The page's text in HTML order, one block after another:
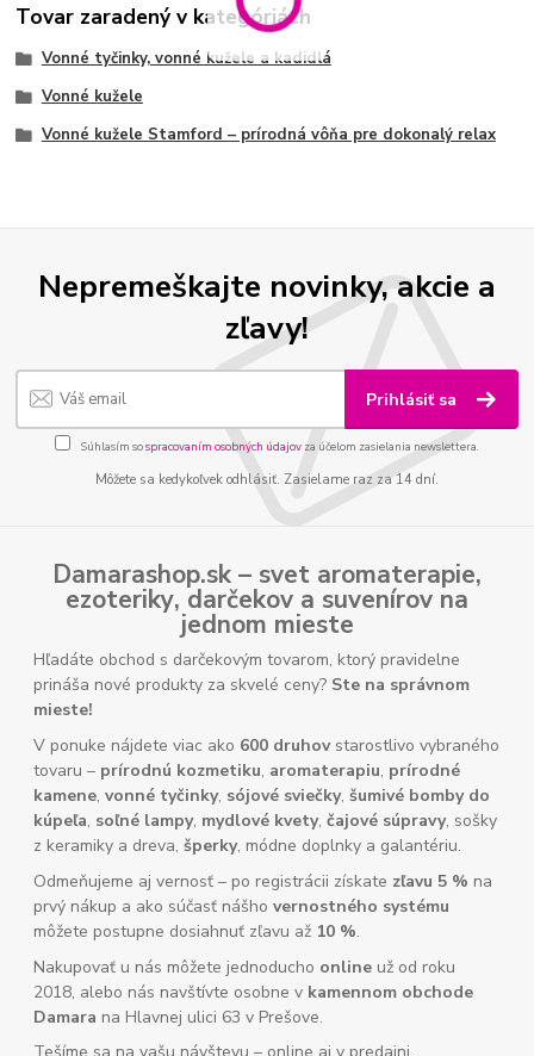
Tovar zaradený v kategóriách
Vonné tyčinky, vonné kužele a kadidlá
Vonné kužele
Vonné kužele Stamford – prírodná vôňa pre dokonalý relax
Nepremeškajte novinky, akcie a
zľavy!
Prihlásiť sa
Súhlasím sospracovaním osobných údajov za účelom zasielania newslettera.
Môžete sa kedykoľvek odhlásiť. Zasielame raz za 14 dní.
Damarashop.sk – svet aromaterapie,
ezoteriky, darčekov a suvenírov na
jednom mieste
Hľadáte obchod s darčekovým tovarom, ktorý pravidelne
prináša nové produkty za skvelé ceny? Ste na správnom
mieste!
V ponuke nájdete viac ako 600 druhovstarostlivo vybraného
tovaru – prírodnú kozmetiku, aromaterapiu, prírodné
kamene,vonné tyčinky, sójové sviečky,šumivé bomby do
kúpeľa, soľné lampy, mydlové kvety,čajové súpravy, sošky
z keramiky a dreva,šperky, módne doplnky a galantériu.
Odmeňujeme aj vernosť – po registrácii získate zľavu 5 % na
prvý nákup a ako súčasť nášhovernostného systému
môžete postupne dosiahnuť zľavu až 10 %.
Nakupovať u nás môžete jednoducho online už od roku
2018, alebo nás navštívte osobne v kamennom obchode
Damara na Hlavnej ulici 63 v Prešove.